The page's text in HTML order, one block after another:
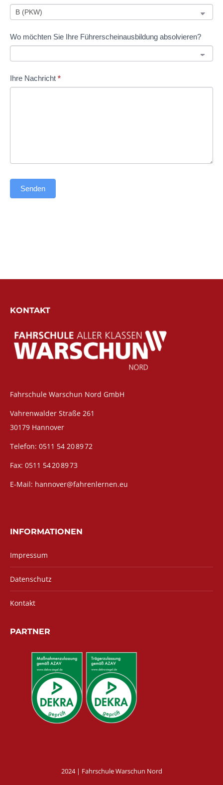
Wo möchten Sie Ihre Führerscheinausbildung absolvieren?
Ihre Nachricht *
Senden
KONTAKT
Fahrschule Warschun Nord GmbH
Vahrenwalder Straße 261
30179 Hannover
Telefon: 0511 54 20 89 72
Fax: 0511 54 20 89 73
E-Mail: hannover@fahrenlernen.eu
INFORMATIONEN
Impressum
Datenschutz
Kontakt
PARTNER
2024 | Fahrschule Warschun Nord